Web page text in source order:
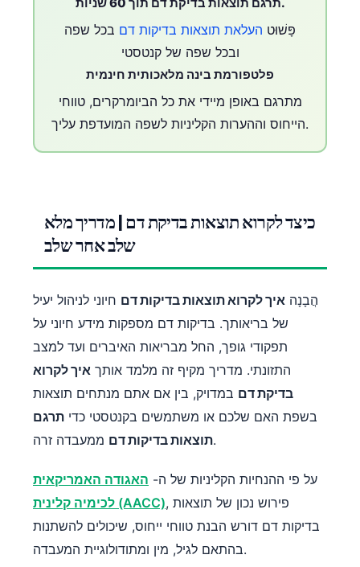
תרגם תוצאות בדיקת דם תוך 60 שניות.
פָּשׁוּט העלאת תוצאות בדיקות דם בכל שפה
ובכל שפה של קנטסטי
פלטפורמת בינה מלאכותית חינמית
מתרגם באופן מיידי את כל הביומרקרים, טווחי
הייחוס וההערות הקליניות לשפה המועדפת עליך.
כיצד לקרוא תוצאות בדיקת דם | מדריך מלא
שלב אחר שלב
הֲבָנָה איך לקרוא תוצאות בדיקות דם חיוני לניהול יעיל
של בריאותך. בדיקות דם מספקות מידע חיוני על
תפקודי גופך, החל מבריאות האיברים ועד למצב
התזונתי. מדריך מקיף זה מלמד אותך איך לקרוא
בדיקת דם במדויק, בין אם אתם מנתחים תוצאות
בשפת האם שלכם או משתמשים בקנטסטי כדי תרגם
תוצאות בדיקות דםממעבדה זרה.
על פי ההנחיות הקליניות של ה- האגודה האמריקאית
לכימיה קלינית (AACC), פירוש נכון של תוצאות
בדיקות דם דורש הבנת טווחי ייחוס, שיכולים להשתנות
בהתאם לגיל, מין ומתודולוגיית המעבדה.